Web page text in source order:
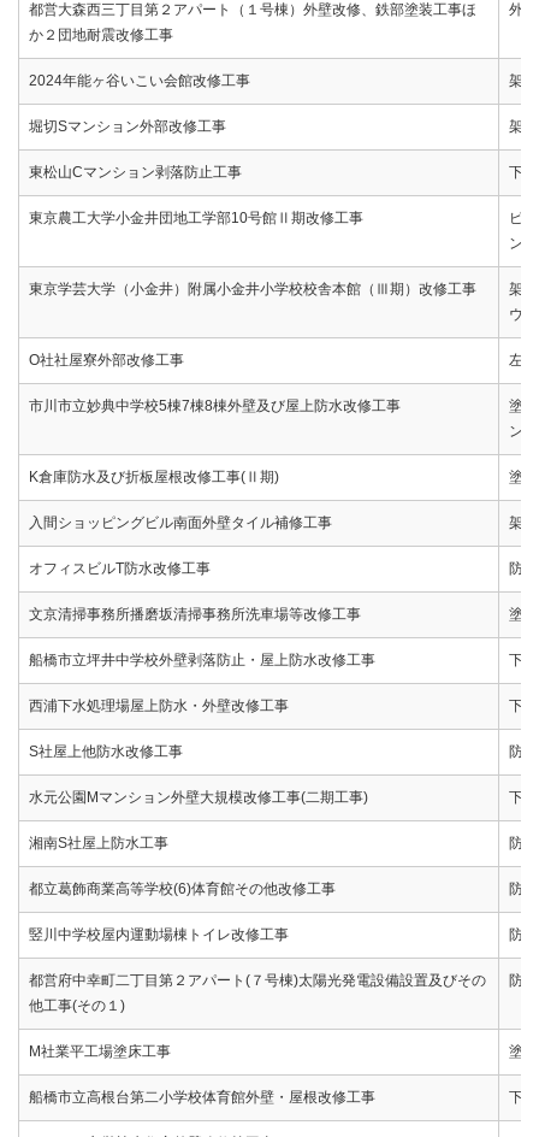
都営大森西三丁目第２アパート（１号棟）外壁改修、鉄部塗装工事ほ
か２団地耐震改修工事
外
2024年能ヶ谷いこい会館改修工事 架
堀切Sマンション外部改修工事 架
東松山Cマンション剥落防止工事 下
東京農工大学小金井団地工学部10号館Ⅱ期改修工事
ピ
ン)
東京学芸大学（小金井）附属小金井小学校校舎本館（Ⅲ期）改修工事
架
ウ
O社社屋寮外部改修工事 左
市川市立妙典中学校5棟7棟8棟外壁及び屋上防水改修工事
塗
ン)
K倉庫防水及び折板屋根改修工事(Ⅱ期) 塗
入間ショッピングビル南面外壁タイル補修工事 架
オフィスビルT防水改修工事 防
文京清掃事務所播磨坂清掃事務所洗車場等改修工事 塗
船橋市立坪井中学校外壁剥落防止・屋上防水改修工事 下
西浦下水処理場屋上防水・外壁改修工事 下
S社屋上他防水改修工事 防
水元公園Mマンション外壁大規模改修工事(二期工事) 下
湘南S社屋上防水工事 防
都立葛飾商業高等学校(6)体育館その他改修工事 防
竪川中学校屋内運動場棟トイレ改修工事 防
都営府中幸町二丁目第２アパート(７号棟)太陽光発電設備設置及びその
他工事(その１)
防
M社業平工場塗床工事 塗
船橋市立高根台第二小学校体育館外壁・屋根改修工事 下